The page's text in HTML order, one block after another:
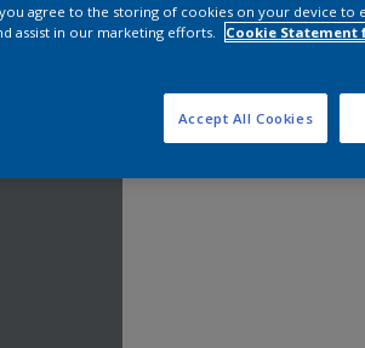
Leia
you agree to the storing of cookies on your device to
assist in our marketing efforts.
Cookie Statement
Accept All Cookies